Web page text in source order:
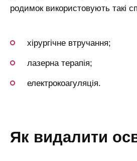
родимок використовують такі
хірургічне втручання;
лазерна терапія;
електрокоагуляція.
як видалити